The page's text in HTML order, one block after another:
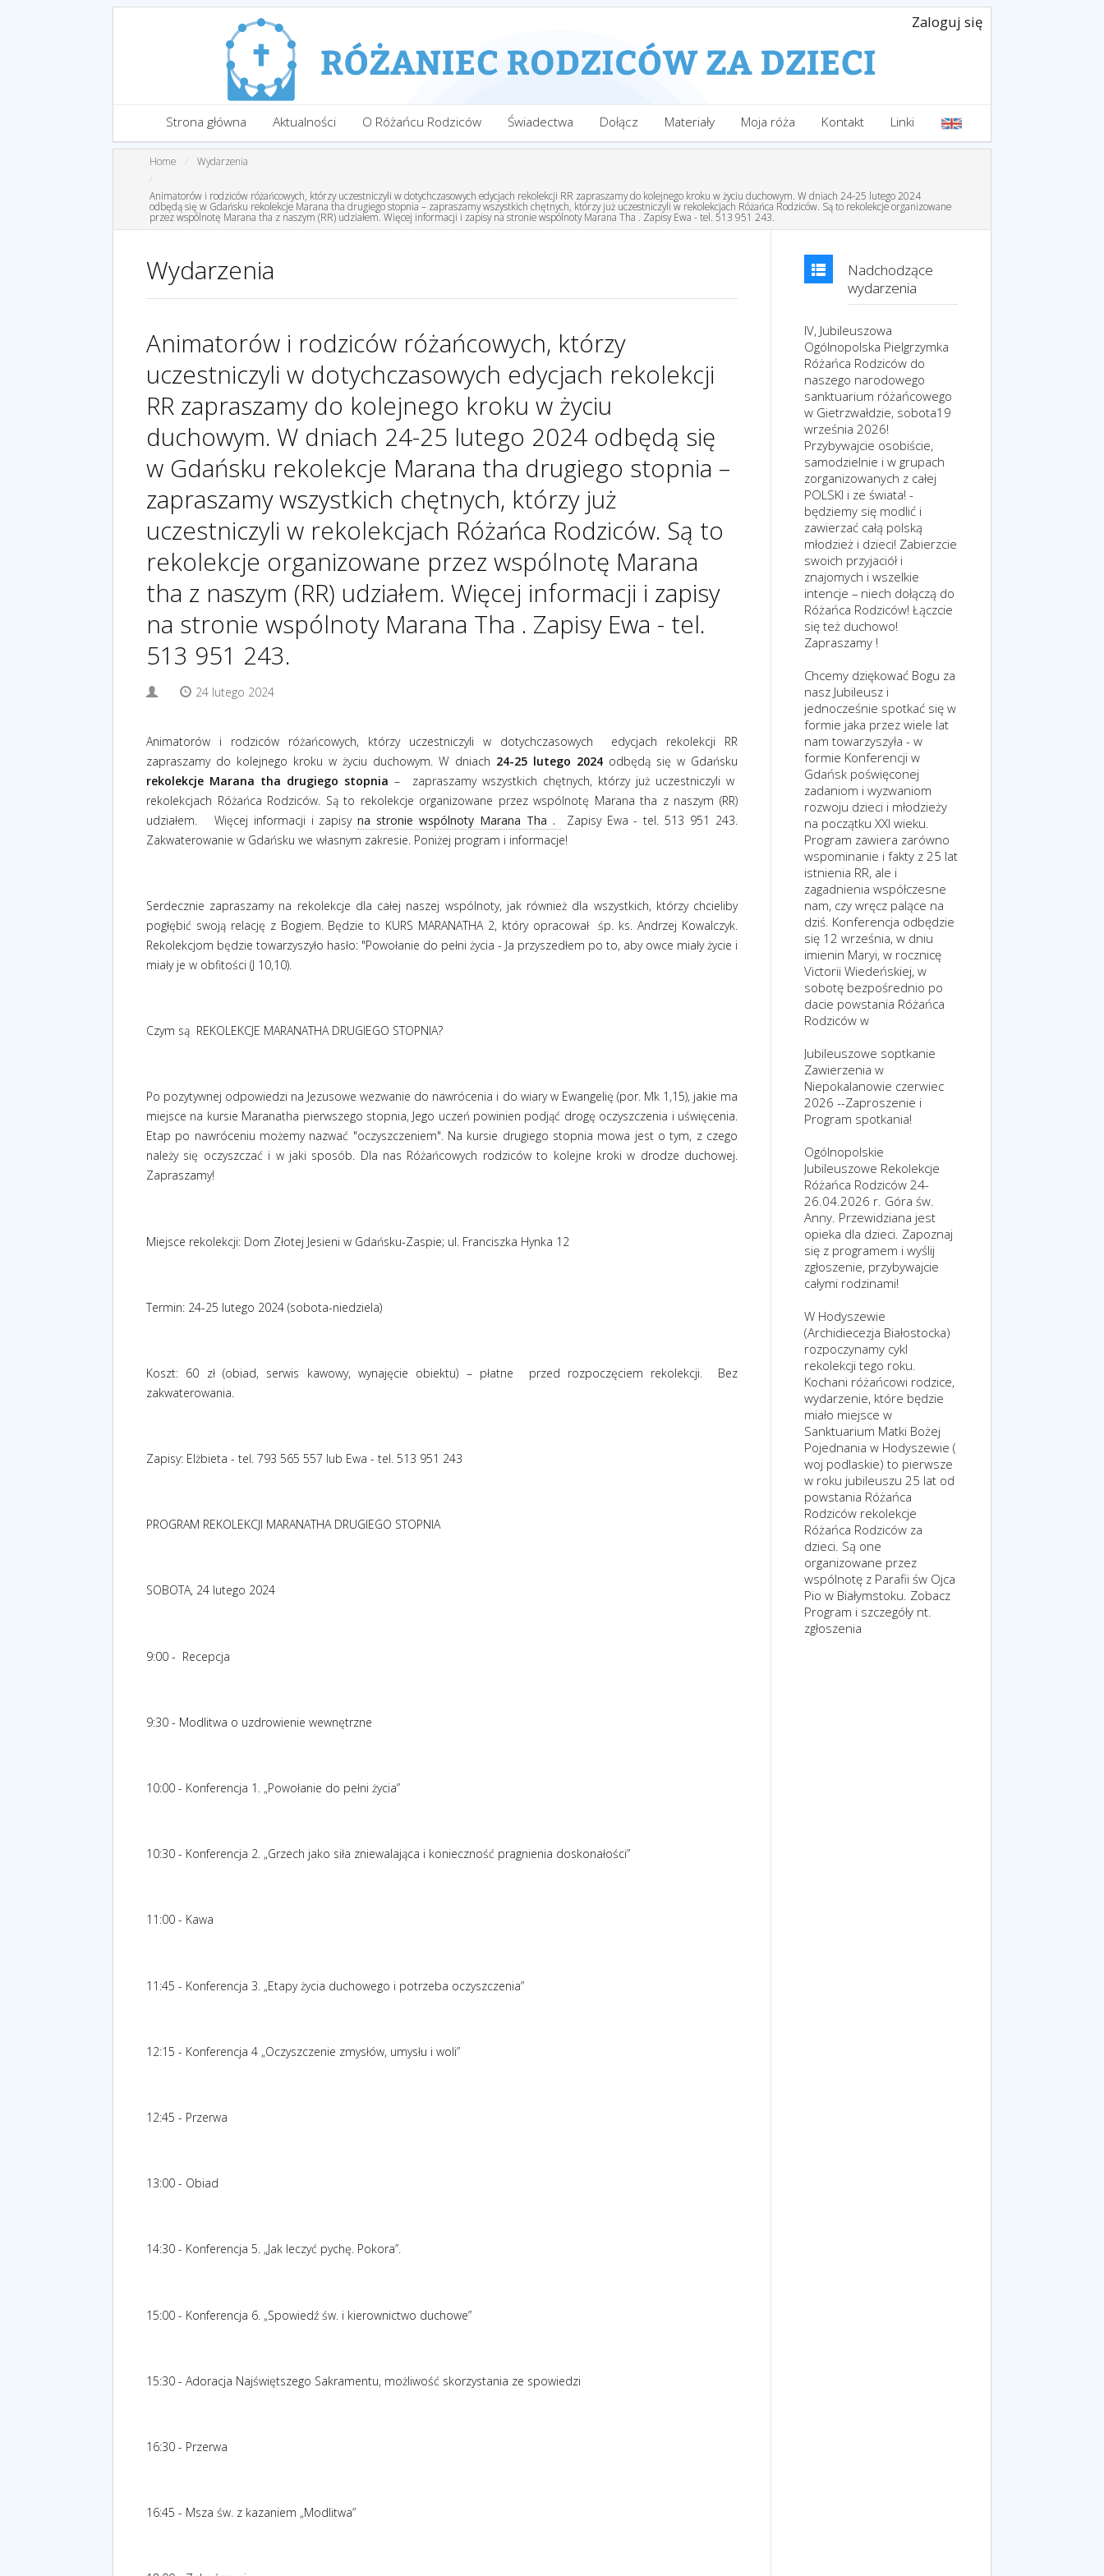
Zaloguj się
Strona główna Aktualności O Różańcu Rodziców Świadectwa Dołącz Materiały Moja róża Kontakt Linki
Home Wydarzenia
Animatorów i rodziców różańcowych, którzy uczestniczyli w dotychczasowych edycjach rekolekcji RR zapraszamy do kolejnego kroku w życiu duchowym. W dniach 24-25 lutego 2024
odbędą się w Gdańsku rekolekcje Marana tha drugiego stopnia – zapraszamy wszystkich chętnych, którzy już uczestniczyli w rekolekcjach Różańca Rodziców. Są to rekolekcje organizowane
przez wspólnotę Marana tha z naszym (RR) udziałem. Więcej informacji i zapisy na stronie wspólnoty Marana Tha . Zapisy Ewa - tel. 513 951 243.
Wydarzenia
Animatorów i rodziców różańcowych, którzy
uczestniczyli w dotychczasowych edycjach rekolekcji
RR zapraszamy do kolejnego kroku w życiu
duchowym. W dniach 24-25 lutego 2024 odbędą się
w Gdańsku rekolekcje Marana tha drugiego stopnia –
zapraszamy wszystkich chętnych, którzy już
uczestniczyli w rekolekcjach Różańca Rodziców. Są to
rekolekcje organizowane przez wspólnotę Marana
tha z naszym (RR) udziałem. Więcej informacji i zapisy
na stronie wspólnoty Marana Tha . Zapisy Ewa - tel.
513 951 243.
24 lutego 2024
Animatorów i rodziców różańcowych, którzy uczestniczyli w dotychczasowych
edycjach rekolekcji RR
zapraszamy do kolejnego kroku w życiu duchowym. W dniach 24-25 lutego 2024odbędą się w Gdańsku
rekolekcje Marana tha drugiego stopnia –
zapraszamy wszystkich chętnych, którzy już uczestniczyli w
rekolekcjach Różańca Rodziców. Są to rekolekcje organizowane przez wspólnotę Marana tha z naszym (RR)
udziałem.
Więcej informacji i zapisyna stronie wspólnoty Marana Tha .
Zapisy Ewa - tel. 513 951 243.
Zakwaterowanie w Gdańsku we własnym zakresie. Poniżej program i informacje!
Serdecznie zapraszamy na rekolekcje dla całej naszej wspólnoty, jak również dla wszystkich, którzy chcieliby
pogłębić swoją relację z Bogiem. Będzie to KURS MARANATHA 2, który opracował śp. ks. Andrzej Kowalczyk.
Rekolekcjom będzie towarzyszyło hasło: "Powołanie do pełni życia - Ja przyszedłem po to, aby owce miały życie i
miały je w obfitości (J 10,10).
Czym są REKOLEKCJE MARANATHA DRUGIEGO STOPNIA?
Po pozytywnej odpowiedzi na Jezusowe wezwanie do nawrócenia i do wiary w Ewangelię (por. Mk 1,15), jakie ma
miejsce na kursie Maranatha pierwszego stopnia, Jego uczeń powinien podjąć drogę oczyszczenia i uświęcenia.
Etap po nawróceniu możemy nazwać "oczyszczeniem". Na kursie drugiego stopnia mowa jest o tym, z czego
należy się oczyszczać i w jaki sposób. Dla nas Różańcowych rodziców to kolejne kroki w drodze duchowej.
Zapraszamy!
Miejsce rekolekcji: Dom Złotej Jesieni w Gdańsku-Zaspie; ul. Franciszka Hynka 12
Termin: 24-25 lutego 2024 (sobota-niedziela)
Koszt: 60 zł (obiad, serwis kawowy, wynajęcie obiektu) – płatne przed rozpoczęciem rekolekcji.
Bez
zakwaterowania.
Zapisy: Elżbieta - tel. 793 565 557 lub Ewa - tel. 513 951 243
PROGRAM REKOLEKCJI MARANATHA DRUGIEGO STOPNIA
SOBOTA, 24 lutego 2024
9:00 - Recepcja
9:30 - Modlitwa o uzdrowienie wewnętrzne
10:00 - Konferencja 1. „Powołanie do pełni życia”
10:30 - Konferencja 2. „Grzech jako siła zniewalająca i konieczność pragnienia doskonałości”
11:00 - Kawa
11:45 - Konferencja 3. „Etapy życia duchowego i potrzeba oczyszczenia”
12:15 - Konferencja 4 „Oczyszczenie zmysłów, umysłu i woli”
12:45 - Przerwa
13:00 - Obiad
14:30 - Konferencja 5. „Jak leczyć pychę. Pokora”.
15:00 - Konferencja 6. „Spowiedź św. i kierownictwo duchowe”
15:30 - Adoracja Najświętszego Sakramentu, możliwość skorzystania ze spowiedzi
16:30 - Przerwa
16:45 - Msza św. z kazaniem „Modlitwa”
Nadchodzące
wydarzenia
IV, Jubileuszowa
Ogólnopolska Pielgrzymka
Różańca Rodziców do
naszego narodowego
sanktuarium różańcowego
w Gietrzwałdzie, sobota19
września 2026!
Przybywajcie osobiście,
samodzielnie i w grupach
zorganizowanych z całej
POLSKI i ze świata! -
będziemy się modlić i
zawierzać całą polską
młodzież i dzieci! Zabierzcie
swoich przyjaciół i
znajomych i wszelkie
intencje – niech dołączą do
Różańca Rodziców! Łączcie
się też duchowo!
Zapraszamy !
Chcemy dziękować Bogu za
nasz Jubileusz i
jednocześnie spotkać się w
formie jaka przez wiele lat
nam towarzyszyła - w
formie Konferencji w
Gdańsk poświęconej
zadaniom i wyzwaniom
rozwoju dzieci i młodzieży
na początku XXI wieku.
Program zawiera zarówno
wspominanie i fakty z 25 lat
istnienia RR, ale i
zagadnienia współczesne
nam, czy wręcz palące na
dziś. Konferencja odbędzie
się 12 września, w dniu
imienin Maryi, w rocznicę
Victorii Wiedeńskiej, w
sobotę bezpośrednio po
dacie powstania Różańca
Rodziców w
Jubileuszowe soptkanie
Zawierzenia w
Niepokalanowie czerwiec
2026 --Zaproszenie i
Program spotkania!
Ogólnopolskie
Jubileuszowe Rekolekcje
Różańca Rodziców 24-
26.04.2026 r. Góra św.
Anny. Przewidziana jest
opieka dla dzieci. Zapoznaj
się z programem i wyślij
zgłoszenie, przybywajcie
całymi rodzinami!
W Hodyszewie
(Archidiecezja Białostocka)
rozpoczynamy cykl
rekolekcji tego roku.
Kochani różańcowi rodzice,
wydarzenie, które będzie
miało miejsce w
Sanktuarium Matki Bożej
Pojednania w Hodyszewie (
woj podlaskie) to pierwsze
w roku jubileuszu 25 lat od
powstania Różańca
Rodziców rekolekcje
Różańca Rodziców za
dzieci. Są one
organizowane przez
wspólnotę z Parafii św Ojca
Pio w Białymstoku. Zobacz
Program i szczegóły nt.
zgłoszenia